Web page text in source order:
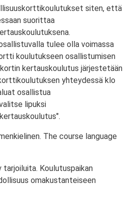
siten, että
suorittaa
tulee olla voimassa
koulutukseen osallistumisen
kertauskoulutus järjestetään
yhteydessä klo
osallistua
lipuksi
The course language
tarjoiluita. Koulutuspaikan
omakustanteiseen